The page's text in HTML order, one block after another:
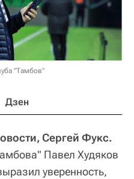
"Тамбов"
Дзен
Сергей Фукс.
Павел Худяков
уверенность,